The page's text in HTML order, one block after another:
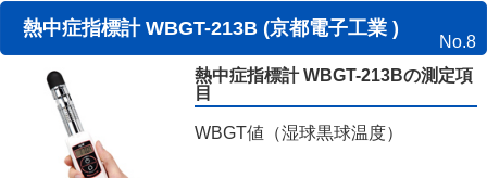
熱中症指標計 WBGT-213B (京都電子工業 )
No.8
熱中症指標計 WBGT-213Bの測定項
目
WBGT値（湿球黒球温度）